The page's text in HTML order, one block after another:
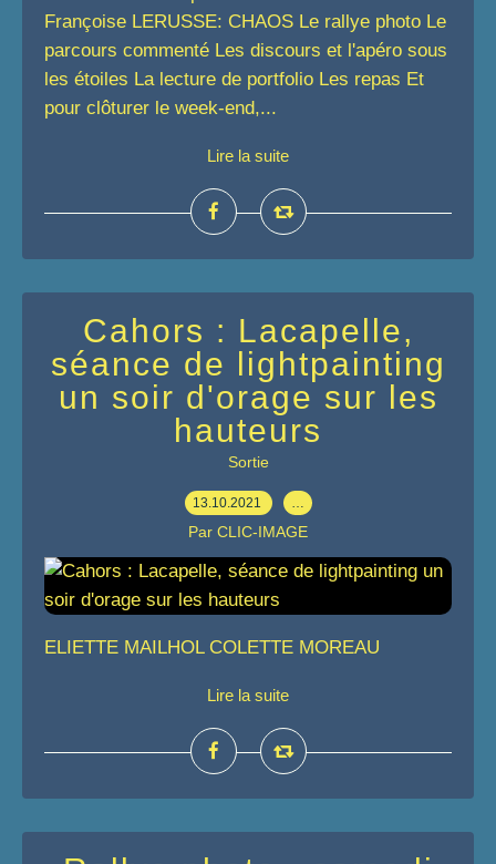
Françoise LERUSSE: CHAOS Le rallye photo Le
parcours commenté Les discours et l'apéro sous
les étoiles La lecture de portfolio Les repas Et
pour clôturer le week-end,...
Lire la suite
Cahors : Lacapelle,
séance de lightpainting
un soir d'orage sur les
hauteurs
Sortie
13.10.2021 …
Par CLIC-IMAGE
ELIETTE MAILHOL COLETTE MOREAU
Lire la suite